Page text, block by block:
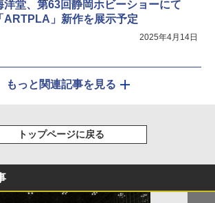
洋堂、第63回静岡ホビーショーにて
ARTPLA」新作を展示予定
2025年4月14日
もっと関連記事を見る
トップページに戻る